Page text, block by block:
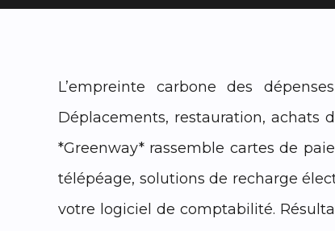
L’empreinte carbone des
Déplacements, restauration, achats
*Greenway* rassemble cartes de
télépéage, solutions de recharge
votre logiciel de comptabilité.